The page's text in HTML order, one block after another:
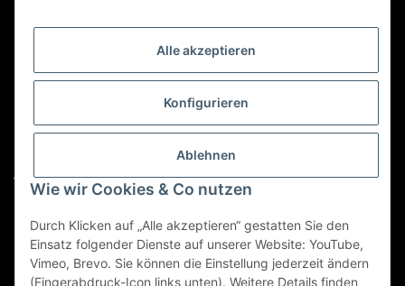
Alle akzeptieren
Konfigurieren
Ablehnen
Wie wir Cookies & Co nutzen
Durch Klicken auf „Alle akzeptieren“ gestatten Sie den
Einsatz folgender Dienste auf unserer Website: YouTube,
Vimeo, Brevo. Sie können die Einstellung jederzeit ändern
(Fingerabdruck-Icon links unten). Weitere Details finden
Für Custom Anfragen und Custom Bestellungen auch
custom@htr-shop.com
Für Trikot-Anfragen und Bestellungen
teamwear@htr-shop.com
Für Reklamationen und Retouren